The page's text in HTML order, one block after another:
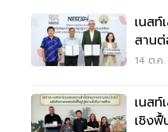
เนส
สาน
'มหา
14 ต.ค
เนส
เชิง